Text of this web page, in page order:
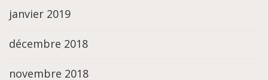
janvier 2019
décembre 2018
novembre 2018